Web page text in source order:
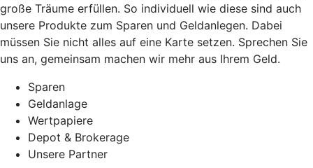
große Träume erfüllen. So individuell wie diese sind auch
unsere Produkte zum Sparen und Geldanlegen. Dabei
müssen Sie nicht alles auf eine Karte setzen. Sprechen Sie
uns an, gemeinsam machen wir mehr aus Ihrem Geld.
Sparen
Geldanlage
Wertpapiere
Depot & Brokerage
Unsere Partner